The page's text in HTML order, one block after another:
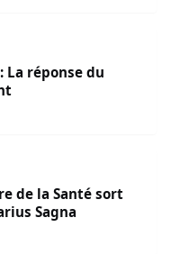
La réponse du
de la Santé sort
Sagna